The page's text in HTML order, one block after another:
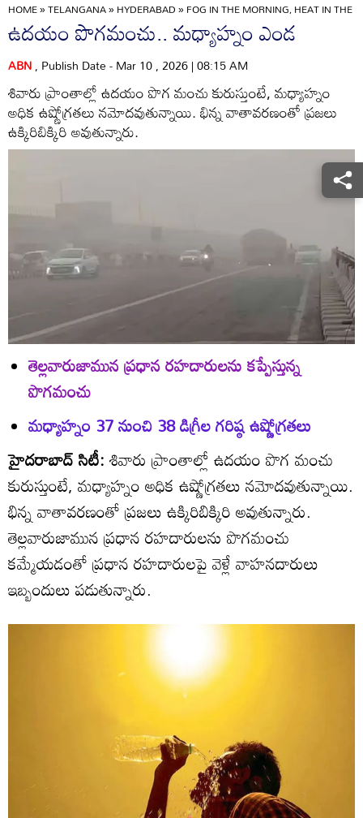
HOME»TELANGANA»HYDERABAD»FOG IN THE MORNING, HEAT IN THE
ఉదయం పొగమంచు.. మధ్యాహ్నం ఎండ
ABN, Publish Date - Mar 10 , 2026 | 08:15 AM
శివారు ప్రాంతాల్లో ఉదయం పొగ మంచు కురుస్తుంటే, మధ్యాహ్నం
అధిక ఉష్ణోగ్రతలు నమోదవుతున్నాయి. భిన్న వాతావరణంతో ప్రజలు
ఉక్కిరిబిక్కిరి అవుతున్నారు.
తెల్లవారుజామున ప్రధాన రహదారులను కప్పేస్తున్న
పొగమంచు
మధ్యాహ్నం 37 నుంచి 38 డిగ్రీల గరిష్ఠ ఉష్ణోగ్రతలు
హైదరాబాద్‌ సిటీ:శివారు ప్రాంతాల్లో ఉదయం పొగ మంచు
కురుస్తుంటే, మధ్యాహ్నం అధిక ఉష్ణోగ్రతలు నమోదవుతున్నాయి.
భిన్న వాతావరణంతో ప్రజలు ఉక్కిరిబిక్కిరి అవుతున్నారు.
తెల్లవారుజామున ప్రధాన రహదారులను పొగమంచు
కమ్మేయడంతో ప్రధాన రహదారులపై వెళ్లే వాహనదారులు
ఇబ్బందులు పడుతున్నారు.